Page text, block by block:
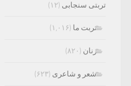
تربتی سنجابی (۱۲)
تربت ما (۱,۰۱۶)
زنان (۸۲۰)
شعر و شاعری (۶۲۳)